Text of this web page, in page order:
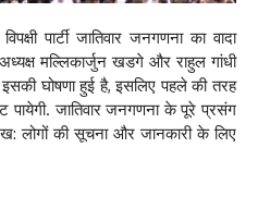
पार्टी जातिवार जनगणना का वादा
मल्लिकार्जुन खडगे और राहुल गांधी
घोषणा हुई है, इसलिए पहले की तरह
जातिवार जनगणना के पूरे प्रसंग
लोगों की सूचना और जानकारी के लिए